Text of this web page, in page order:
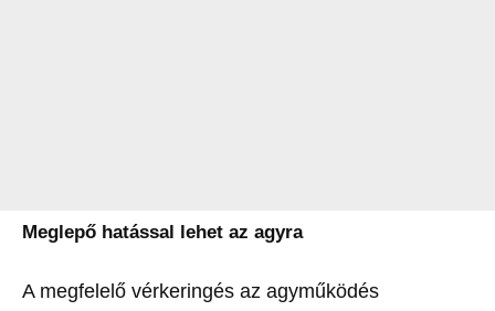
Meglepő hatással lehet az agyra
A megfelelő vérkeringés az agyműködés